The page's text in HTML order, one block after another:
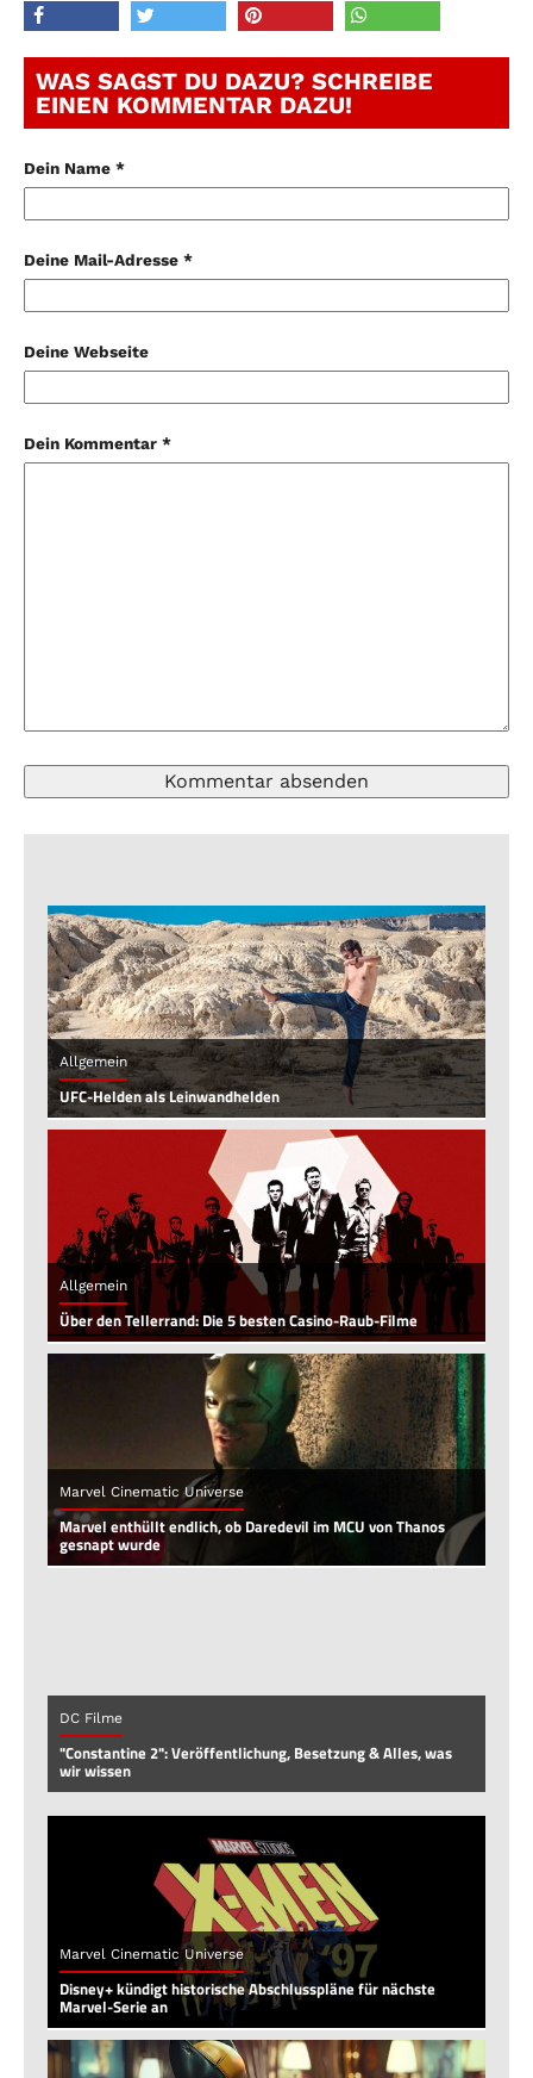
WAS SAGST DU DAZU? SCHREIBE
EINEN KOMMENTAR DAZU!
Dein Name *
Deine Mail-Adresse *
Deine Webseite
Dein Kommentar *
Allgemein
UFC-Helden als Leinwandhelden
Allgemein
Über den Tellerrand: Die 5 besten Casino-Raub-Filme
Marvel Cinematic Universe
Marvel enthüllt endlich, ob Daredevil im MCU von Thanos
gesnapt wurde
DC Filme
"Constantine 2": Veröffentlichung, Besetzung & Alles, was
wir wissen
Marvel Cinematic Universe
Disney+ kündigt historische Abschlusspläne für nächste
Marvel-Serie an